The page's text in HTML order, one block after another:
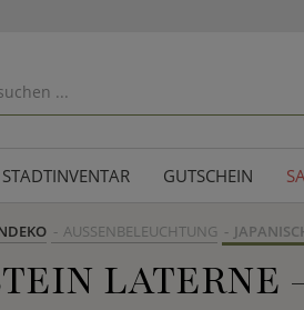
STADTINVENTAR GUTSCHEIN
AUSSENBELEUCHTUNG
LATERNE -